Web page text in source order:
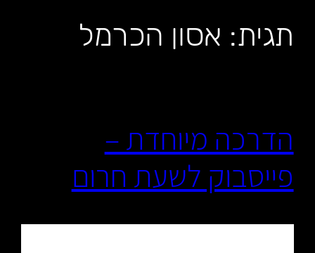
תגית: אסון הכרמל
הדרכה מיוחדת –
פייסבוק לשעת חרום